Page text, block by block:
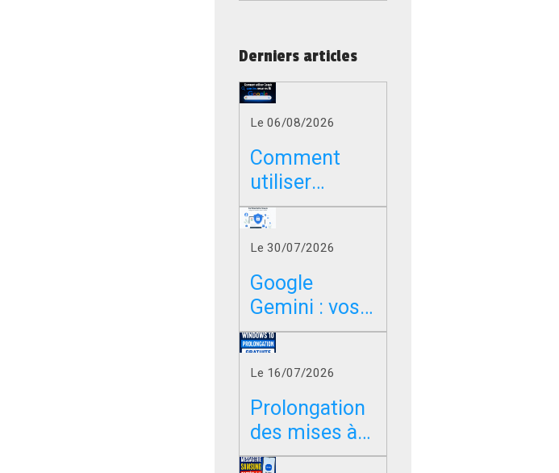
Derniers articles
Le 06/08/2026
Comment
utiliser
Google sans
les résumés
IA dans
Chrome, Edge
et Firefox ?
Le 30/07/2026
Google
Gemini : vos
photos,
vidéos et
messages
peuvent-ils
servir à
entraîner l’IA
Le 16/07/2026
Prolongation
des mises à
jour de